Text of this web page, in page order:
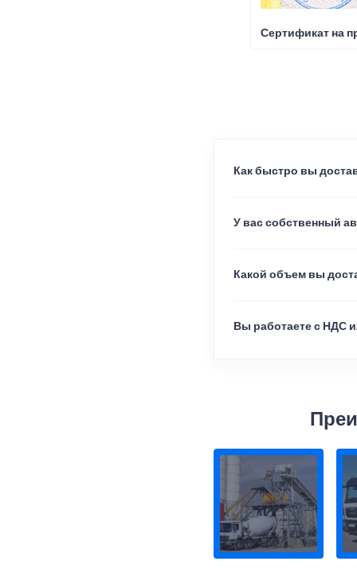
Сертификат на
Как быстро вы
У вас собственный
Какой объем вы
Вы работаете с НДС